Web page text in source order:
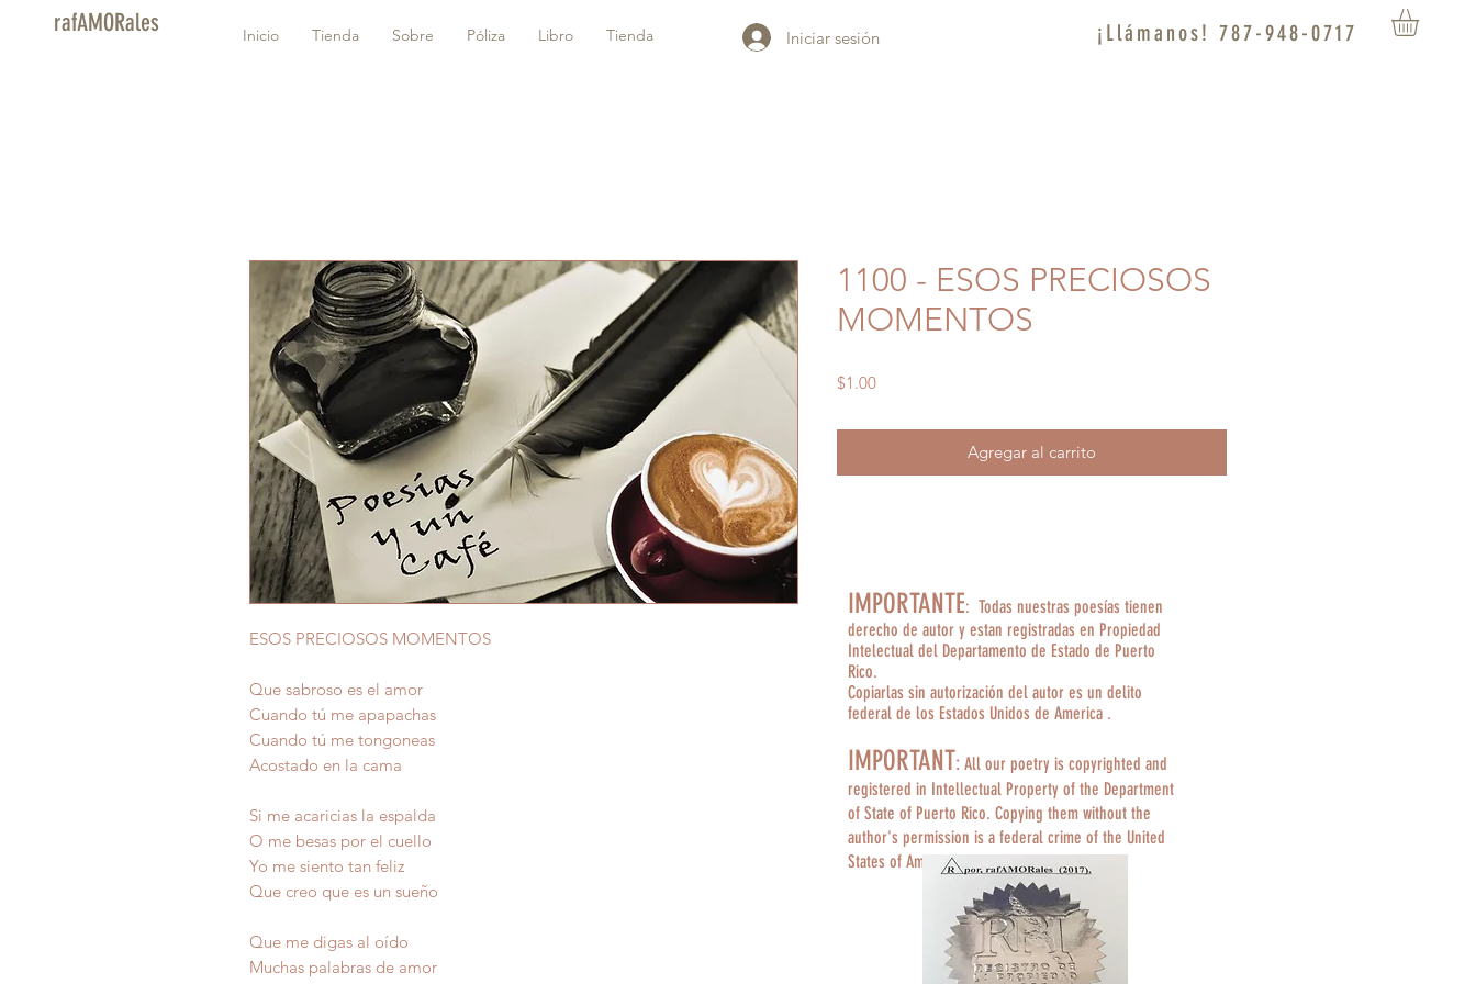
rafAMORales Inicio Tienda Sobre Póliza Libro Tienda Iniciar sesión ¡Llámanos! 787-948-0717
ESOS PRECIOSOS MOMENTOS
Que sabroso es el amor
Cuando tú me apapachas
Cuando tú me tongoneas
Acostado en la cama
Si me acaricias la espalda
O me besas por el cuello
Yo me siento tan feliz
Que creo que es un sueño
Que me digas al oído
Muchas palabras de amor
1100 - ESOS PRECIOSOS
MOMENTOS
$1.00Precio
Agregar al carrito
IMPORTANTE: Todas nuestras poesías tienen
derecho de autor y estan registradas en Propiedad
Intelectual del Departamento de Estado de Puerto
Rico.
Copiarlas sin autorización del autor es un delito
federal de los Estados Unidos de America .
IMPORTANT: All our poetry is copyrighted and
registered in Intellectual Property of the Department
of State of Puerto Rico. Copying them without the
author's permission is a federal crime of the United
States of America.